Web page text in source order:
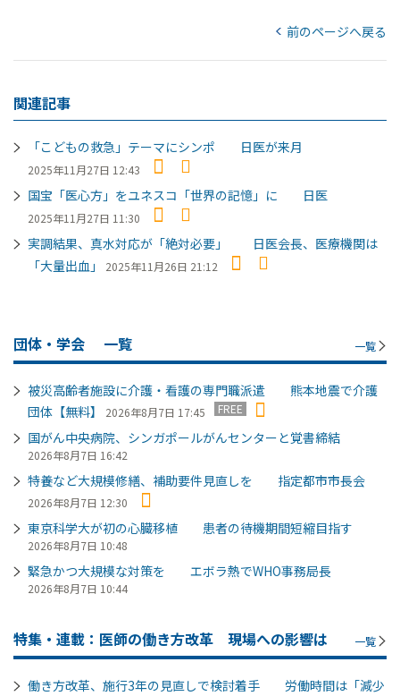
前のページへ戻る
関連記事
「こどもの救急」テーマにシンポ 日医が来月
2025年11月27日 12:43
国宝「医心方」をユネスコ「世界の記憶」に 日医
2025年11月27日 11:30
実調結果、真水対応が「絶対必要」 日医会長、医療機関は
「大量出血」
2025年11月26日 21:12
団体・学会 一覧 一覧
被災高齢者施設に介護・看護の専門職派遣 熊本地震で介護
団体【無料】
2026年8月7日 17:45 FREE
国がん中央病院、シンガポールがんセンターと覚書締結
2026年8月7日 16:42
特養など大規模修繕、補助要件見直しを 指定都市市長会
2026年8月7日 12:30
東京科学大が初の心臓移植 患者の待機期間短縮目指す
2026年8月7日 10:48
緊急かつ大規模な対策を エボラ熱でWHO事務局長
2026年8月7日 10:44
特集・連載：医師の働き方改革 現場への影響は 一覧
働き方改革、施行3年の見直しで検討着手 労働時間は「減少